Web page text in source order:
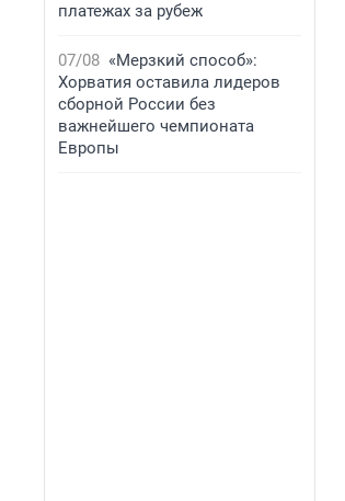
платежах за рубеж
07/08 «Мерзкий способ»:
Хорватия оставила лидеров
сборной России без
важнейшего чемпионата
Европы